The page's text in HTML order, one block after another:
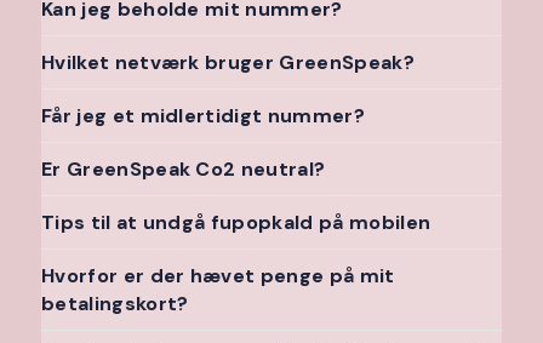
Kan jeg beholde mit nummer?
Hvilket netværk bruger GreenSpeak?
Får jeg et midlertidigt nummer?
Er GreenSpeak Co2 neutral?
Tips til at undgå fupopkald på mobilen
Hvorfor er der hævet penge på mit
betalingskort?